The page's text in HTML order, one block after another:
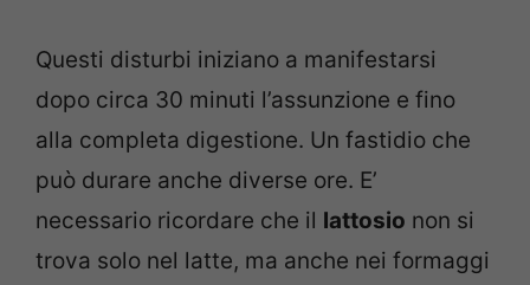
Questi disturbi iniziano a manifestarsi
dopo circa 30 minuti l’assunzione e fino
alla completa digestione. Un fastidio che
può durare anche diverse ore. E’
necessario ricordare che il lattosio non si
trova solo nel latte, ma anche nei formaggi